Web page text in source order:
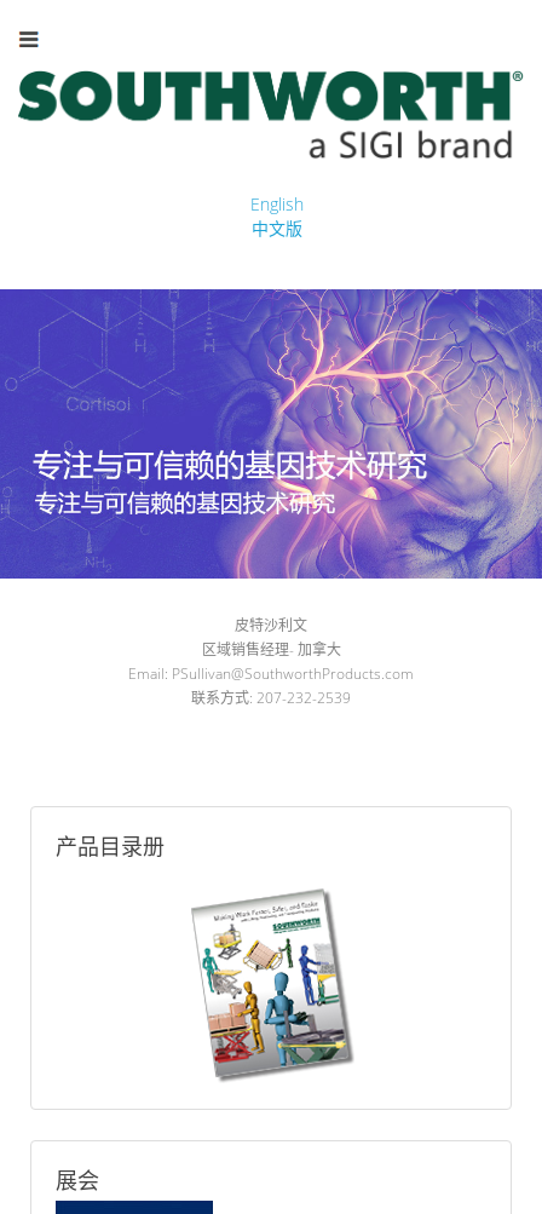
English
中文版
皮特沙利文
区域销售经理- 加拿大
Email: PSullivan@SouthworthProducts.com
联系方式: 207-232-2539
产品目录册
展会